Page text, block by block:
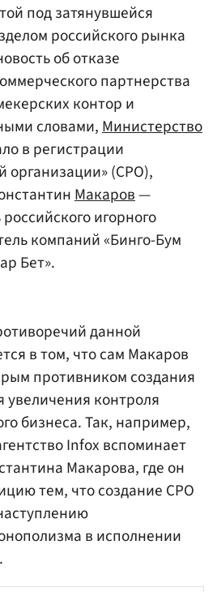
под затянувшейся
российского рынка
об отказе
партнерства
контор и
словами,Министерство
в регистрации
организации» (СРО),
Макаров—
игорного
компаний «Бинго-Бум
Бет».
данной
в том, что сам Макаров
противником создания
увеличения контроля
бизнеса. Так, например,
Infox вспоминает
Макарова, где он
тем, что создание СРО
в исполнении